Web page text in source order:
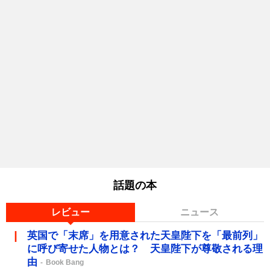
話題の本
レビュー ニュース
英国で「末席」を用意された天皇陛下を「最前列」
に呼び寄せた人物とは？ 天皇陛下が尊敬される理
由
Book Bang